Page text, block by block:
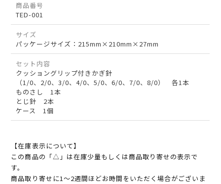
商品番号
TED-001
サイズ
パッケージサイズ：215mm×210mm×27mm
セット内容
クッショングリップ付きかぎ針
（1/0、2/0、3/0、4/0、5/0、6/0、7/0、8/0） 各1本
ものさし 1本
とじ針 2本
ケース 1個
【在庫表示について】
この商品の「△」は在庫少量もしくは商品取り寄せの表示で
す。
商品取り寄せに1～2週間ほどお時間をいただく場合がございま